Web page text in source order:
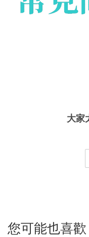
大家
您可能也喜歡